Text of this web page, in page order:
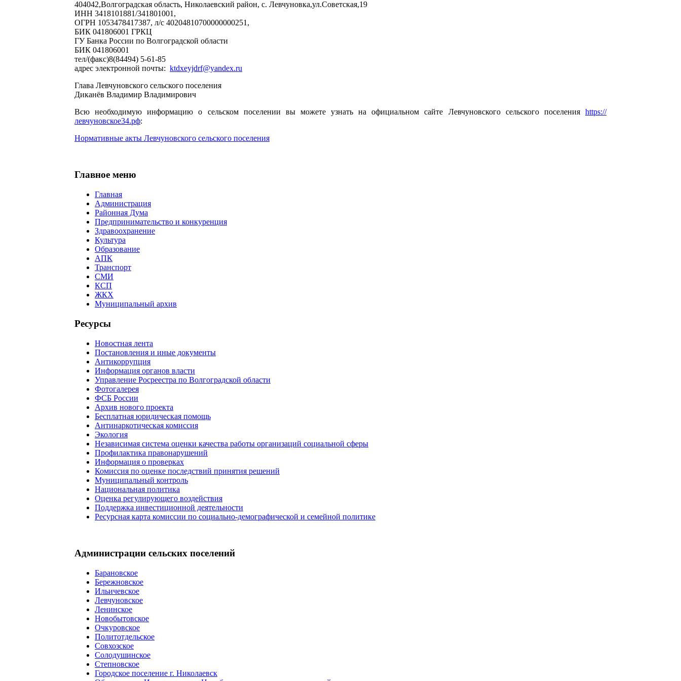
404042,Волгоградская область, Николаевский район, с. Левчуновка,ул.Советская,19
ИНН 3418101881/341801001,
ОГРН 1053478417387, л/с 40204810700000000251,
БИК 041806001 ГРКЦ
ГУ Банка России по Волгоградской области
БИК 041806001
тел/(факс)8(84494) 5-61-85
адрес электронной почты: ktdxeyjdrf@yandex.ru
Глава Левчуновского сельского поселения
Диканёв Владимир Владимирович
Всю необходимую информацию о сельском поселении вы можете узнать на официальном сайте Левчуновского сельского поселения https://
левчуновское34.рф:
Нормативные акты Левчуновского сельского поселения
Главное меню
Главная
Администрация
Районная Дума
Предпринимательство и конкуренция
Здравоохранение
Культура
Образование
АПК
Транспорт
СМИ
КСП
ЖКХ
Муниципальный архив
Ресурсы
Новостная лента
Постановления и иные документы
Антикоррупция
Информация органов власти
Управление Росреестра по Волгоградской области
Фотогалерея
ФСБ России
Архив нового проекта
Бесплатная юридическая помощь
Антинаркотическая комиссия
Экология
Независимая система оценки качества работы организаций социальной сферы
Профилактика правонарушений
Информация о проверках
Комиссия по оценке последствий принятия решений
Муниципальный контроль
Национальная политика
Оценка регулирующего воздействия
Поддержка инвестиционной деятельности
Ресурсная карта комиссии по социально-демографической и семейной политике
Администрации сельских поселений
Барановское
Бережновское
Ильичевское
Левчуновское
Ленинское
Новобытовское
Очкуровское
Политотдельское
Совхозское
Солодушинское
Степновское
Городское поселение г. Николаевск